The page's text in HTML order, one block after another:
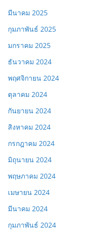
มีนาคม 2025
กุมภาพันธ์ 2025
มกราคม 2025
ธันวาคม 2024
พฤศจิกายน 2024
ตุลาคม 2024
กันยายน 2024
สิงหาคม 2024
กรกฎาคม 2024
มิถุนายน 2024
พฤษภาคม 2024
เมษายน 2024
มีนาคม 2024
กุมภาพันธ์ 2024